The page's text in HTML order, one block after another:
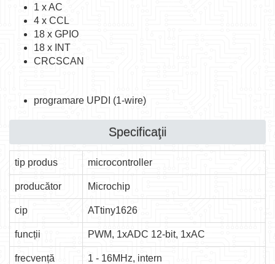
1 x AC
4 x CCL
18 x GPIO
18 x INT
CRCSCAN
programare UPDI (1-wire)
Specificaţii
tip produs microcontroller
producător Microchip
cip ATtiny1626
funcții PWM, 1xADC 12-bit, 1xAC
frecvență 1 - 16MHz, intern